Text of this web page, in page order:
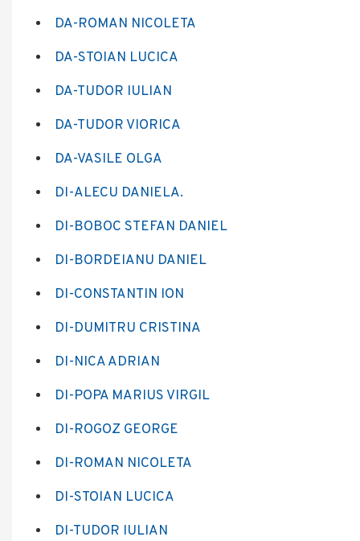
DA-ROMAN NICOLETA
DA-STOIAN LUCICA
DA-TUDOR IULIAN
DA-TUDOR VIORICA
DA-VASILE OLGA
DI-ALECU DANIELA.
DI-BOBOC STEFAN DANIEL
DI-BORDEIANU DANIEL
DI-CONSTANTIN ION
DI-DUMITRU CRISTINA
DI-NICA ADRIAN
DI-POPA MARIUS VIRGIL
DI-ROGOZ GEORGE
DI-ROMAN NICOLETA
DI-STOIAN LUCICA
DI-TUDOR IULIAN